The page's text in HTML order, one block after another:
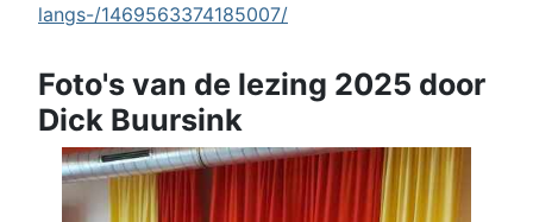
langs-/1469563374185007/
Foto's van de lezing 2025 door
Dick Buursink